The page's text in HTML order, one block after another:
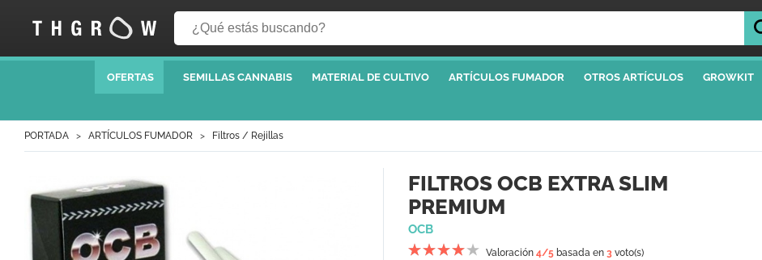
OFERTAS SEMILLAS CANNABIS MATERIAL DE CULTIVO ARTÍCULOS FUMADOR OTROS ARTÍCULOS GROWKIT
PORTADA ARTÍCULOS FUMADOR Filtros / Rejillas
FILTROS OCB EXTRA SLIM
PREMIUM
OCB
Valoración 4/5 basada en 3 voto(s)